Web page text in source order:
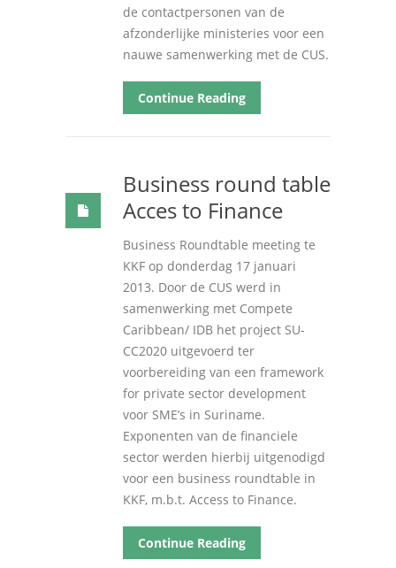
de contactpersonen van de
afzonderlijke ministeries voor een
nauwe samenwerking met de CUS.
Continue Reading
Business round table
Acces to Finance
Business Roundtable meeting te
KKF op donderdag 17 januari
2013. Door de CUS werd in
samenwerking met Compete
Caribbean/ IDB het project SU-
CC2020 uitgevoerd ter
voorbereiding van een framework
for private sector development
voor SME’s in Suriname.
Exponenten van de financiele
sector werden hierbij uitgenodigd
voor een business roundtable in
KKF, m.b.t. Access to Finance.
Continue Reading